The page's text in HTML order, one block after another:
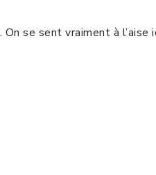
se sent vraiment à l’aise